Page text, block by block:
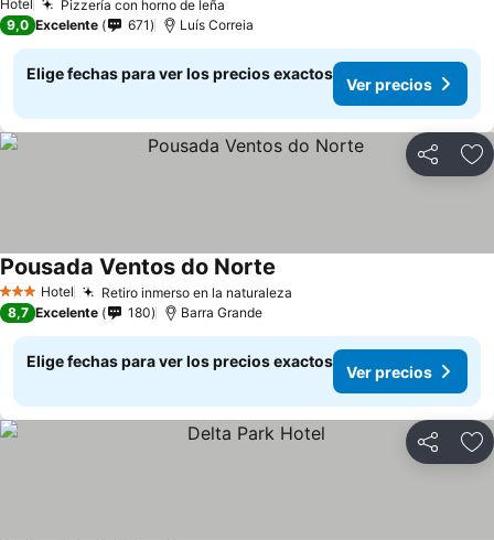
Hotel Pizzería con horno de leña
9,0 Excelente 671 Luís Correia
Elige fechas para ver los precios exactos
Ver precios
Compartir
3 Estrellas
Hotel Retiro inmerso en la naturaleza
Pousada Ventos do Norte
8,7 Excelente 180 Barra Grande
Elige fechas para ver los precios exactos
Ver precios
Compartir